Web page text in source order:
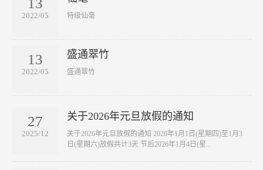
2022/05 ​特级仙毫
13
2022/05
盛通翠竹
​盛通翠竹
27
2025/12
关于2026年元旦放假的通知
关于2026年元旦放假的通知 2026年1月1日(星期四)至1月3
日(星期六)放假共计3天 节后2026年1月4日(星...